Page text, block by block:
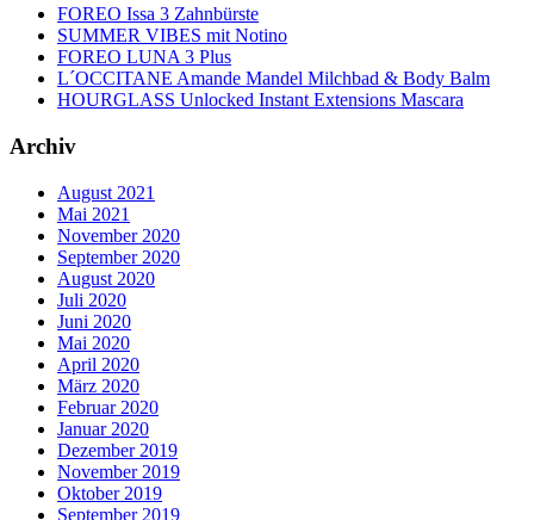
FOREO Issa 3 Zahnbürste
SUMMER VIBES mit Notino
FOREO LUNA 3 Plus
L´OCCITANE Amande Mandel Milchbad & Body Balm
HOURGLASS Unlocked Instant Extensions Mascara
Archiv
August 2021
Mai 2021
November 2020
September 2020
August 2020
Juli 2020
Juni 2020
Mai 2020
April 2020
März 2020
Februar 2020
Januar 2020
Dezember 2019
November 2019
Oktober 2019
September 2019